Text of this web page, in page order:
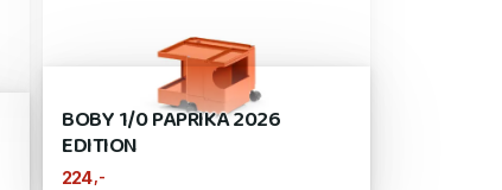
BOBY 1/0 PAPRIKA 2026
EDITION
224 ,-